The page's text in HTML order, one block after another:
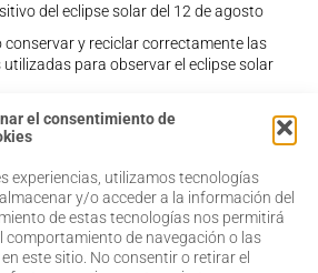
el consentimiento de
experiencias, utilizamos tecnologías
y/o acceder a la información del
de estas tecnologías nos permitirá
comportamiento de navegación o las
este sitio. No consentir o retirar el
del eclipse solar del 12 de agosto
conservar y reciclar correctamente las
para observar el eclipse solar
Salud Visual
Profesionales
Quiénes somos
Actualidad